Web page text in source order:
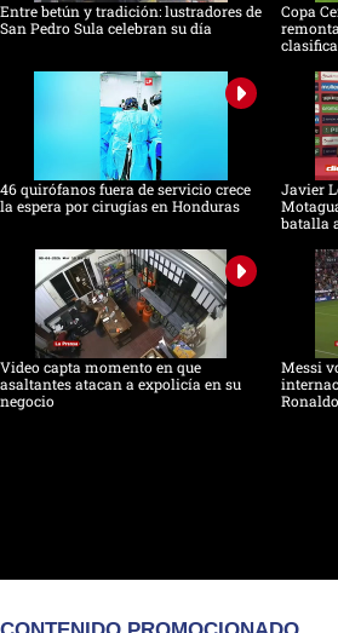
Entre betún y tradición: lustradores de
San Pedro Sula celebran su día
Copa
46 quirófanos fuera de servicio crece
la espera por cirugías en Honduras
Javier
batalla
Video capta momento en que
asaltantes atacan a expolicía en su
negocio
Messi
Ronaldo